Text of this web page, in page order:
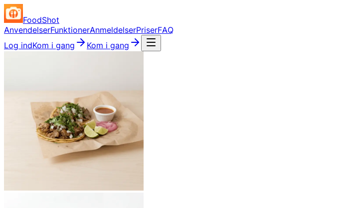
FoodShot
AnvendelserFunktionerAnmeldelserPriserFAQ
Log indKom i gang Kom i gang